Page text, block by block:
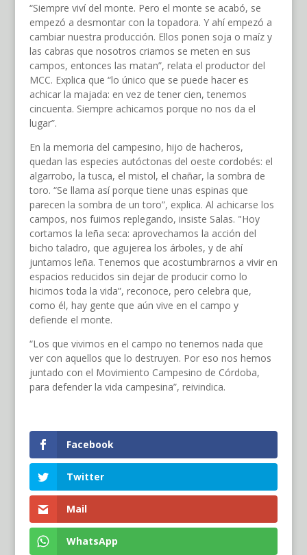
“Siempre viví del monte. Pero el monte se acabó, se
empezó a desmontar con la topadora. Y ahí empezó a
cambiar nuestra producción. Ellos ponen soja o maíz y
las cabras que nosotros criamos se meten en sus
campos, entonces las matan”, relata el productor del
MCC. Explica que “lo único que se puede hacer es
achicar la majada: en vez de tener cien, tenemos
cincuenta. Siempre achicamos porque no nos da el
lugar”.
En la memoria del campesino, hijo de hacheros,
quedan las especies autóctonas del oeste cordobés: el
algarrobo, la tusca, el mistol, el chañar, la sombra de
toro. “Se llama así porque tiene unas espinas que
parecen la sombra de un toro”, explica. Al achicarse los
campos, nos fuimos replegando, insiste Salas. "Hoy
cortamos la leña seca: aprovechamos la acción del
bicho taladro, que agujerea los árboles, y de ahí
juntamos leña. Tenemos que acostumbrarnos a vivir en
espacios reducidos sin dejar de producir como lo
hicimos toda la vida”, reconoce, pero celebra que,
como él, hay gente que aún vive en el campo y
defiende el monte.
“Los que vivimos en el campo no tenemos nada que
ver con aquellos que lo destruyen. Por eso nos hemos
juntado con el Movimiento Campesino de Córdoba,
para defender la vida campesina”, reivindica.
Facebook
Twitter
Mail
WhatsApp